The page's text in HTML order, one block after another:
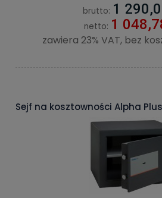
brutto: 1
netto: 1
zawiera 23% VAT, bez
Sejf na kosztowności Alpha